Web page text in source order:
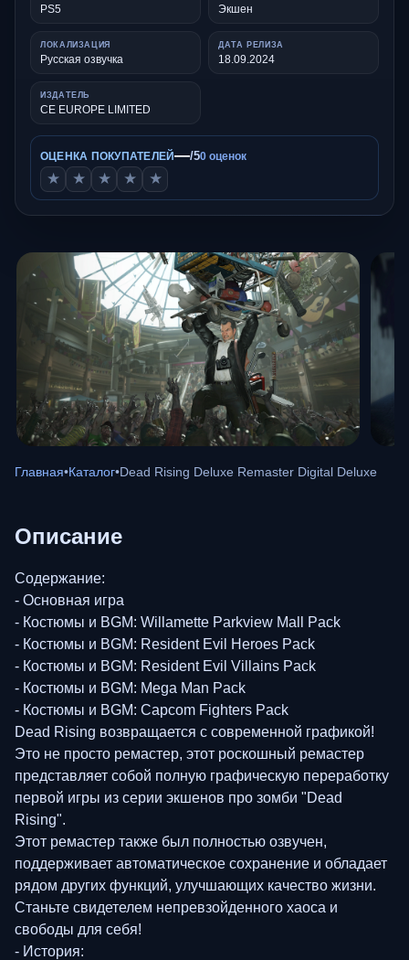
PS5 Экшен
ЛОКАЛИЗАЦИЯ
Русская озвучка
ДАТА РЕЛИЗА
18.09.2024
ИЗДАТЕЛЬ
CE EUROPE LIMITED
ОЦЕНКА ПОКУПАТЕЛЕЙ—/50 оценок
★ ★ ★ ★ ★
Главная•Каталог•Dead Rising Deluxe Remaster Digital Deluxe
Описание
Содержание:
- Основная игра
- Костюмы и BGM: Willamette Parkview Mall Pack
- Костюмы и BGM: Resident Evil Heroes Pack
- Костюмы и BGM: Resident Evil Villains Pack
- Костюмы и BGM: Mega Man Pack
- Костюмы и BGM: Capcom Fighters Pack
Dead Rising возвращается с современной графикой!
Это не просто ремастер, этот роскошный ремастер
представляет собой полную графическую переработку
первой игры из серии экшенов про зомби "Dead
Rising".
Этот ремастер также был полностью озвучен,
поддерживает автоматическое сохранение и обладает
рядом других функций, улучшающих качество жизни.
Станьте свидетелем непревзойденного хаоса и
свободы для себя!
- История: